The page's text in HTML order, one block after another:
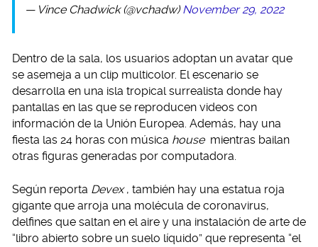
— Vince Chadwick (@vchadw)November 29, 2022
Dentro de la sala, los usuarios adoptan un avatar que
se asemeja a un clip multicolor. El escenario se
desarrolla en una isla tropical surrealista donde hay
pantallas en las que se reproducen videos con
información de la Unión Europea. Además, hay una
fiesta las 24 horas con música house mientras bailan
otras figuras generadas por computadora.
Según reporta Devex , también hay una estatua roja
gigante que arroja una molécula de coronavirus,
delfines que saltan en el aire y una instalación de arte de
“libro abierto sobre un suelo líquido” que representa “el